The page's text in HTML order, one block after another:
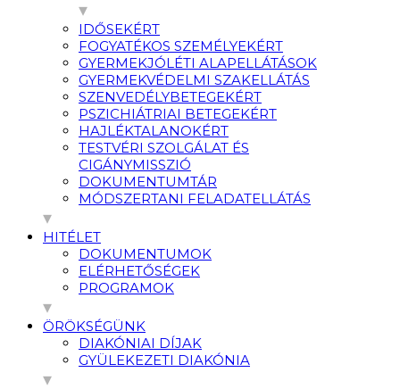
IDŐSEKÉRT
FOGYATÉKOS SZEMÉLYEKÉRT
GYERMEKJÓLÉTI ALAPELLÁTÁSOK
GYERMEKVÉDELMI SZAKELLÁTÁS
SZENVEDÉLYBETEGEKÉRT
PSZICHIÁTRIAI BETEGEKÉRT
HAJLÉKTALANOKÉRT
TESTVÉRI SZOLGÁLAT ÉS
CIGÁNYMISSZIÓ
DOKUMENTUMTÁR
MÓDSZERTANI FELADATELLÁTÁS
HITÉLET
DOKUMENTUMOK
ELÉRHETŐSÉGEK
PROGRAMOK
ÖRÖKSÉGÜNK
DIAKÓNIAI DÍJAK
GYÜLEKEZETI DIAKÓNIA